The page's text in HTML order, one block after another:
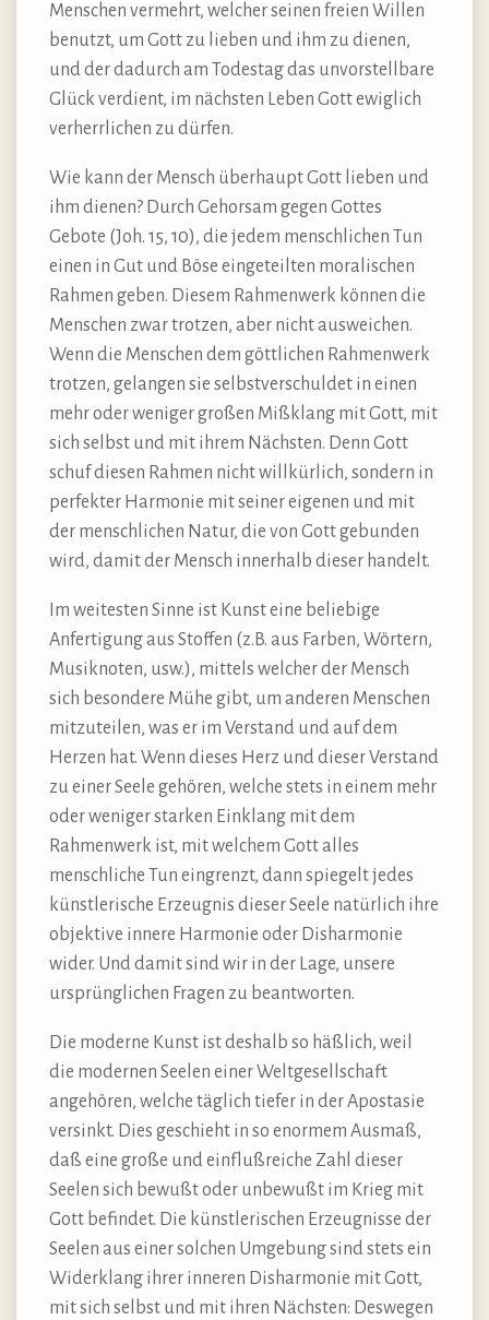
Menschen vermehrt, welcher seinen freien Willen
benutzt, um Gott zu lieben und ihm zu dienen,
und der dadurch am Todestag das unvorstellbare
Glück verdient, im nächsten Leben Gott ewiglich
verherrlichen zu dürfen.
Wie kann der Mensch überhaupt Gott lieben und
ihm dienen? Durch Gehorsam gegen Gottes
Gebote (Joh. 15, 10), die jedem menschlichen Tun
einen in Gut und Böse eingeteilten moralischen
Rahmen geben. Diesem Rahmenwerk können die
Menschen zwar trotzen, aber nicht ausweichen.
Wenn die Menschen dem göttlichen Rahmenwerk
trotzen, gelangen sie selbstverschuldet in einen
mehr oder weniger großen Mißklang mit Gott, mit
sich selbst und mit ihrem Nächsten. Denn Gott
schuf diesen Rahmen nicht willkürlich, sondern in
perfekter Harmonie mit seiner eigenen und mit
der menschlichen Natur, die von Gott gebunden
wird, damit der Mensch innerhalb dieser handelt.
Im weitesten Sinne ist Kunst eine beliebige
Anfertigung aus Stoffen (z.B. aus Farben, Wörtern,
Musiknoten, usw.), mittels welcher der Mensch
sich besondere Mühe gibt, um anderen Menschen
mitzuteilen, was er im Verstand und auf dem
Herzen hat. Wenn dieses Herz und dieser Verstand
zu einer Seele gehören, welche stets in einem mehr
oder weniger starken Einklang mit dem
Rahmenwerk ist, mit welchem Gott alles
menschliche Tun eingrenzt, dann spiegelt jedes
künstlerische Erzeugnis dieser Seele natürlich ihre
objektive innere Harmonie oder Disharmonie
wider. Und damit sind wir in der Lage, unsere
ursprünglichen Fragen zu beantworten.
Die moderne Kunst ist deshalb so häßlich, weil
die modernen Seelen einer Weltgesellschaft
angehören, welche täglich tiefer in der Apostasie
versinkt. Dies geschieht in so enormem Ausmaß,
daß eine große und einflußreiche Zahl dieser
Seelen sich bewußt oder unbewußt im Krieg mit
Gott befindet. Die künstlerischen Erzeugnisse der
Seelen aus einer solchen Umgebung sind stets ein
Widerklang ihrer inneren Disharmonie mit Gott,
mit sich selbst und mit ihren Nächsten: Deswegen